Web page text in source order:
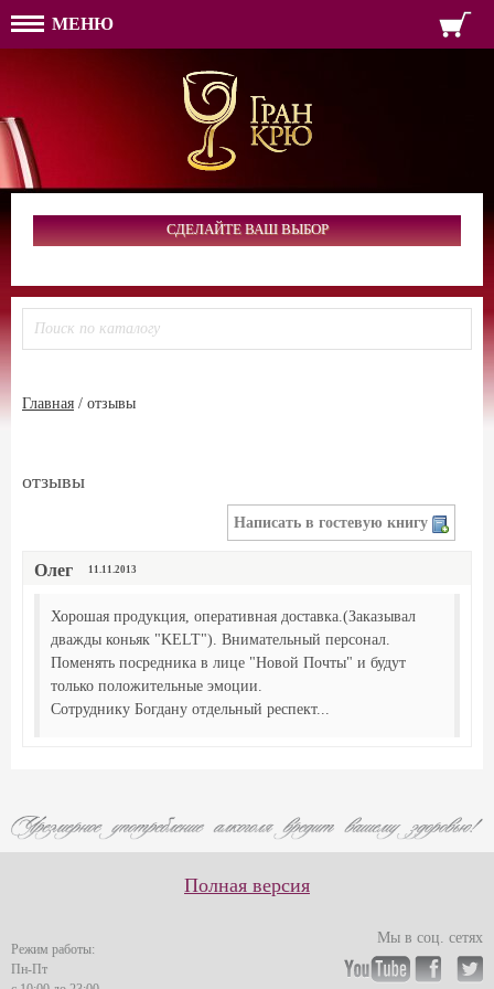
МЕНЮ
ПАРОЛЬ
ФОРМА ОБРАТНОЙ
ТЕЛЕФОН:
ИМЯ
ПАРОЛЬ
РЕГИСТРАЦИЯ
СДЕЛАЙТЕ ВАШ ВЫБОР
Главная / отзывы
отзывы
Написать в гостевую книгу
Олег 11.11.2013
Хорошая продукция, оперативная доставка.(Заказывал
дважды коньяк "KELT"). Внимательный персонал.
Поменять посредника в лице "Новой Почты" и будут
только положительные эмоции.
Сотруднику Богдану отдельный респект...
Полная версия
Режим работы:
Пн-Пт
Мы в соц. сетях